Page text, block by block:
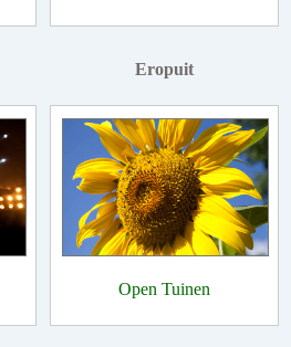
Eropuit
Open Tuinen